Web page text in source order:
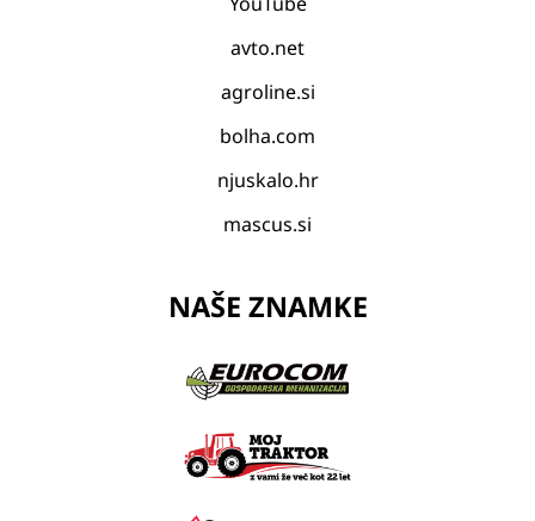
avto.net
agroline.si
bolha.com
njuskalo.hr
mascus.si
NAŠE ZNAMKE